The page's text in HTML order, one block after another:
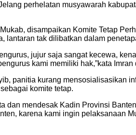
perhelatan musyawarah
disampaikan Komite Tetap
lantaran tak dilibatkan dalam
jujur saja sangat kecewa,
kami memiliki hak,”kata
panitia kurang mensosialisasikan
komite tetap.
dan mendesak Kadin Provinsi
karena kami ingin pelaksanaan